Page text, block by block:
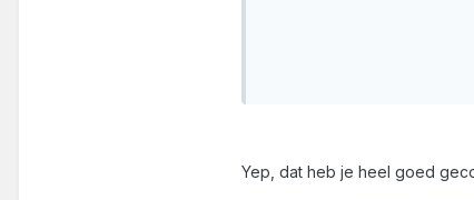
Yep, dat heb je heel goed